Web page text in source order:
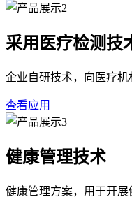
采用医疗检测技
企业自研技术，向医疗
查看应用
健康管理技术
健康管理方案，用于开展